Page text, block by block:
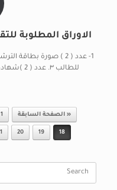
الاوراق المطلوبة
للطالب ٣. عدد ( 2 )شهادة ميلاد كمبيوتر حديثة + عدد ( 2 ) […]
Post navigation
« الصفحة السابقة 1
18
19
20
Search